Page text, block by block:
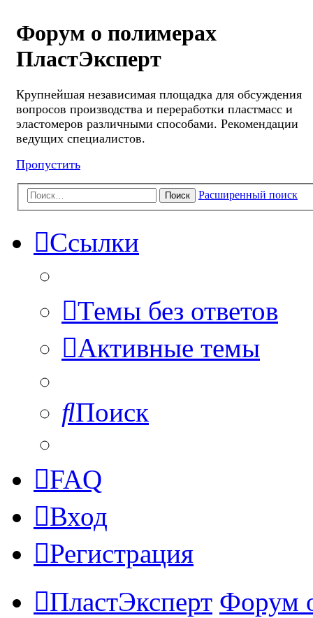
Форум о полимерах
ПластЭксперт
Крупнейшая независимая площадка для обсуждения
вопросов производства и переработки пластмасс и
эластомеров различными способами. Рекомендации
ведущих специалистов.
Пропустить
Поиск Расширенный поиск
Ссылки
Темы без ответов
Активные темы
Поиск
FAQ
Вход
Регистрация
ПластЭксперт Форум